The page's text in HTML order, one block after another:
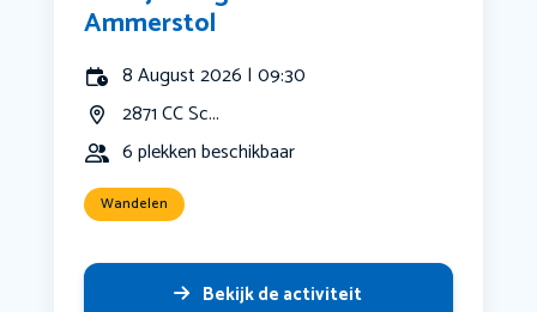
Ammerstol
8 August 2026 | 09:30
2871 CC Sc...
6 plekken beschikbaar
Wandelen
Bekijk de activiteit